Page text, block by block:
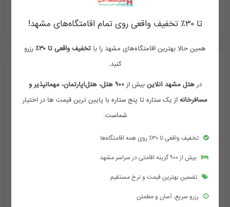
هتل بیستون طلایی مشهد
تا ۳۰٪ تخفیف واقعی روی تمام اقامتگاه‌های مشهد!
همین حالا بهترین اقامتگاه‌های مشهد را با تخفیف واقعی تا ۳۰٪
رزرو
کنید.
درهتل مشهد آنلاین بیش از
۹۰۰ هتل، هتل‌آپارتمان، مهمانپذیر و
مسافرخانه از یک ستاره تا پنج ستاره با پایین ترین قیمت ها در اختیار
شماست.
تخفیف واقعی تا ۳۰٪ روی همه اقامتگاه‌ها
بیش از ۹۰۰ گزینه اقامتی در سراسر مشهد
تضمین بهترین قیمت و نرخ مستقیم
رزرو سریع، آسان و مطمئن